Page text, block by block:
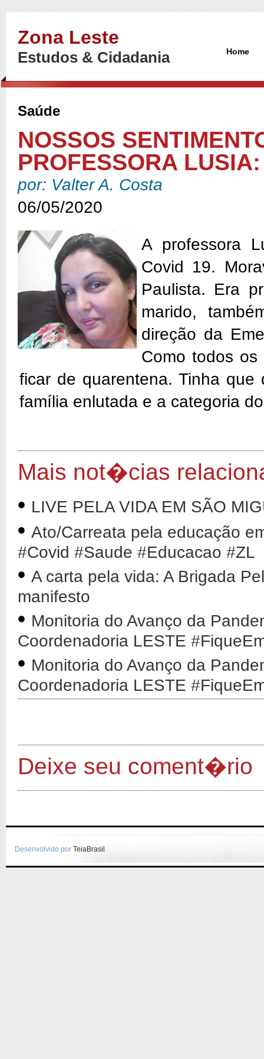
Zona Leste
Estudos & Cidadania Home
Saúde
NOSSOS
PROFESSORA LUSIA:
por: Valter A. Costa
06/05/2020
A professora
Covid 19.
Paulista. Era
marido,
direção da
Como todos
ficar de quarentena. Tinha
família enlutada e a categoria
Mais not�cias
• LIVE PELA VIDA EM SÃO
• Ato/Carreata pela educação
#Covid #Saude #Educacao #ZL
• A carta pela vida: A Brigada
manifesto
• Monitoria do Avanço da
Coordenadoria LESTE
• Monitoria do Avanço da
Coordenadoria LESTE
Deixe seu coment�rio
Desenvolvido por TeiaBrasil